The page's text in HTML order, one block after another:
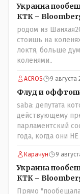
которые
посмотрев на
живешь и многое
просто
встанут под нас и
Украина
КТК –
родом из
стоишь на
локтя, больше
коленями..
ACROS 9 августа
Флуд и
saba: депутата
действующему
парламентский
года, когда они
Назарбаева,
некоторых
Назарбай
состав. Имя -
юывший
Карачун 9
Украина
КТК –
Прямо